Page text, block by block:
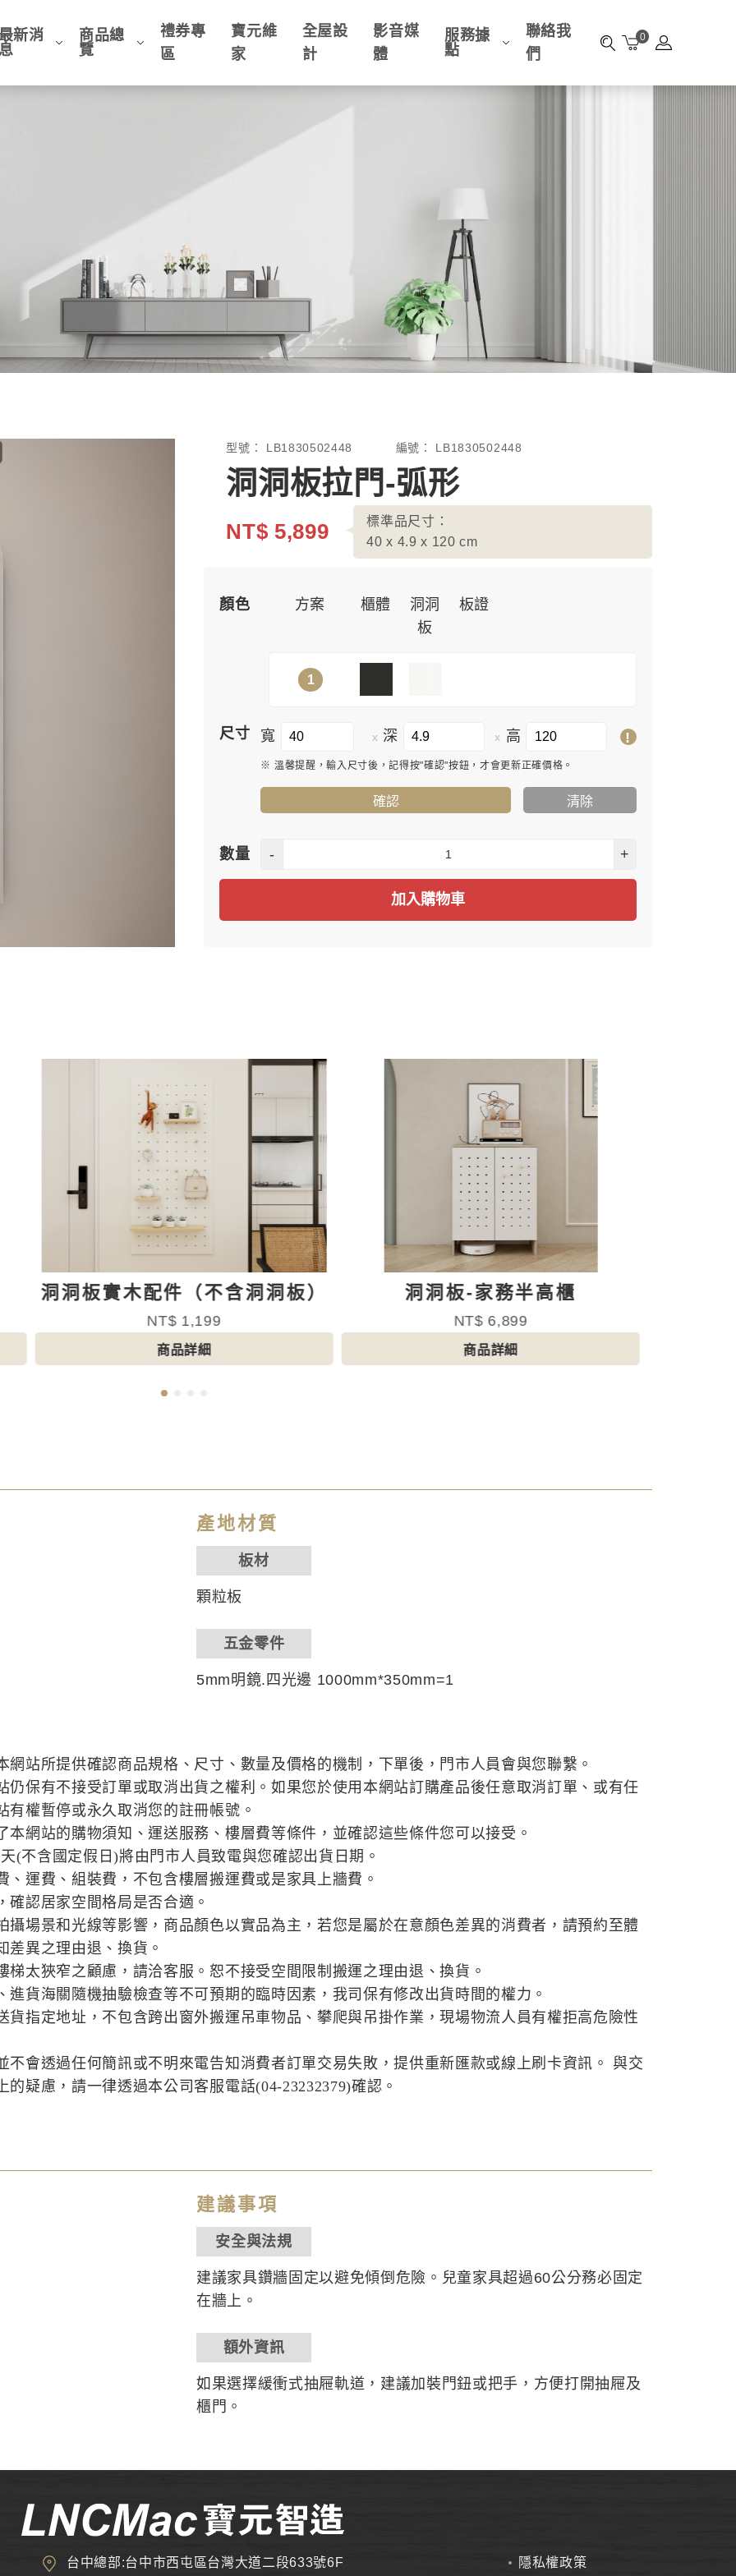
新消
商品總
覽
禮券專
區
寶元維
家
全屋設
計
影音媒
體
服務據
點
聯絡我
們
0
型號： LB1830502448 編號： LB1830502448
洞洞板拉門-弧形
NT$ 5,899
標準品尺寸：
40 x 4.9 x 120cm
顏色 方案 櫃體
洞洞
板
板證
1
尺寸 寬 x 深 x 高 !
※ 溫馨提醒，輸入尺寸後，記得按"確認"按鈕，才會更新正確價格。
確認 清除
數量 - +
加入購物車
洞洞板實木配件（不含洞洞板）
NT$ 1,199
商品詳細
洞洞板-家務半高櫃
NT$ 6,899
商品詳細
產地材質
板材
顆粒板
五金零件
5mm明鏡.四光邊 1000mm*350mm=1
站所提供確認商品規格、尺寸、數量及價格的機制，下單後，門市人員會與您聯繫。
仍保有不接受訂單或取消出貨之權利。如果您於使用本網站訂購產品後任意取消訂單、或有任
權暫停或永久取消您的註冊帳號。
網站的購物須知、運送服務、樓層費等條件，並確認這些條件您可以接受。
(不含國定假日)將由門市人員致電與您確認出貨日期。
運費、組裝費，不包含樓層搬運費或是家具上牆費。
認居家空間格局是否合適。
攝場景和光線等影響，商品顏色以實品為主，若您是屬於在意顏色差異的消費者，請預約至體
差異之理由退、換貨。
太狹窄之顧慮，請洽客服。恕不接受空間限制搬運之理由退、換貨。
貨海關隨機抽驗檢查等不可預期的臨時因素，我司保有修改出貨時間的權力。
貨指定地址，不包含跨出窗外搬運吊車物品、攀爬與吊掛作業，現場物流人員有權拒高危險性
不會透過任何簡訊或不明來電告知消費者訂單交易失敗，提供重新匯款或線上刷卡資訊。 與交
疑慮，請一律透過本公司客服電話(04-23232379)確認。
建議事項
安全與法規
建議家具鑽牆固定以避免傾倒危險。兒童家具超過60公分務必固定
在牆上。
額外資訊
如果選擇緩衝式抽屜軌道，建議加裝門鈕或把手，方便打開抽屜及
櫃門。
台中總部:台中市西屯區台灣大道二段633號6F 隱私權政策